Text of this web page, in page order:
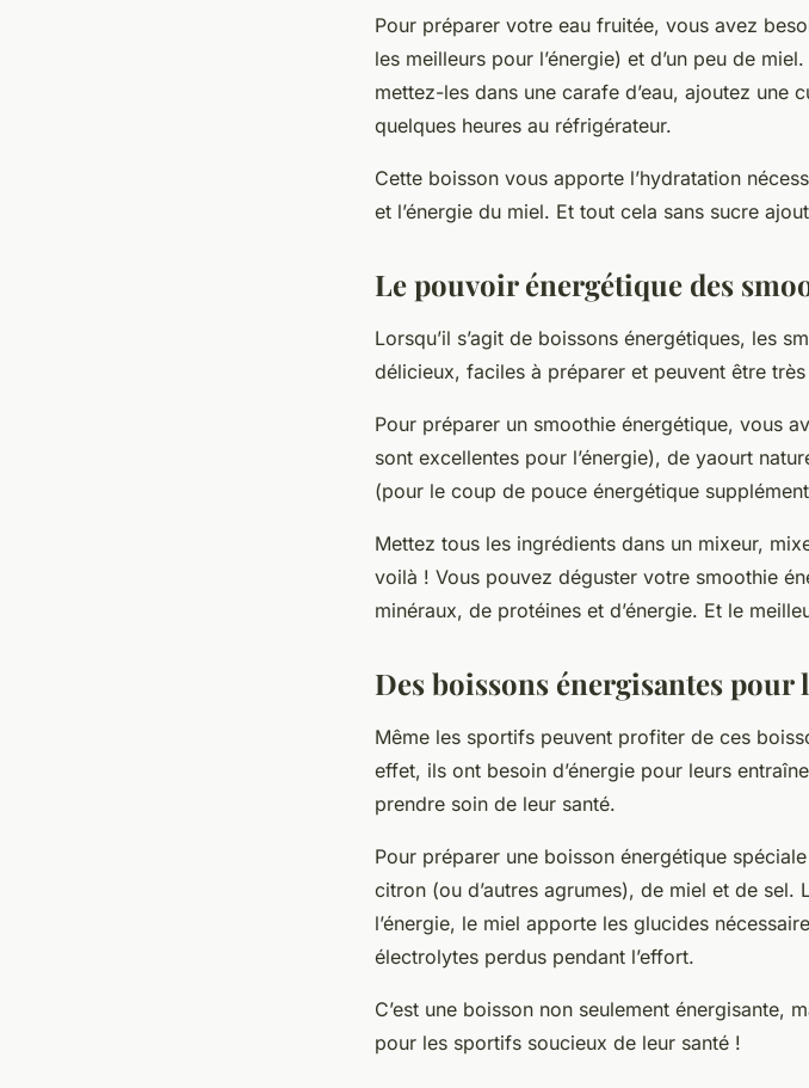
Pour préparer votre eau fruitée, vous avez
les meilleurs pour l’énergie) et d’un peu de
mettez-les dans une carafe d’eau, ajoutez une
quelques heures au réfrigérateur.
Cette boisson vous apporte l’hydratation
et l’énergie du miel. Et tout cela sans sucre
Le pouvoir énergétique des
Lorsqu’il s’agit de boissons énergétiques, les
délicieux, faciles à préparer et peuvent être
Pour préparer un smoothie énergétique, vous
sont excellentes pour l’énergie), de yaourt
(pour le coup de pouce énergétique
Mettez tous les ingrédients dans un mixeur,
voilà ! Vous pouvez déguster votre smoothie
minéraux, de protéines et d’énergie. Et le
Des boissons énergisantes pour
Même les sportifs peuvent profiter de ces
effet, ils ont besoin d’énergie pour leurs
prendre soin de leur santé.
Pour préparer une boisson énergétique
citron (ou d’autres agrumes), de miel et de
l’énergie, le miel apporte les glucides
électrolytes perdus pendant l’effort.
C’est une boisson non seulement énergisante,
pour les sportifs soucieux de leur santé !